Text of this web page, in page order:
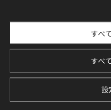
LX Hausys Exterior Filmを使
ン事例をご紹介します。
厳選された空間コレクション
続きを見る
すべ
すべ
設